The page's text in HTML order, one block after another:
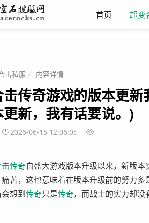
首页 超变
击私服 内容详情
传奇游戏的版本更
新，我有话要说。)
2026-06-15 12:06:06
传奇自盛大游戏版本升级以来，新版
苦，这也意味着在版本升级前的努力
想到传奇只是传奇，而战士的实力却没